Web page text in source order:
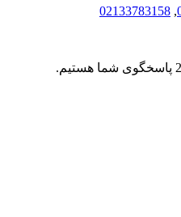
,
02133783158